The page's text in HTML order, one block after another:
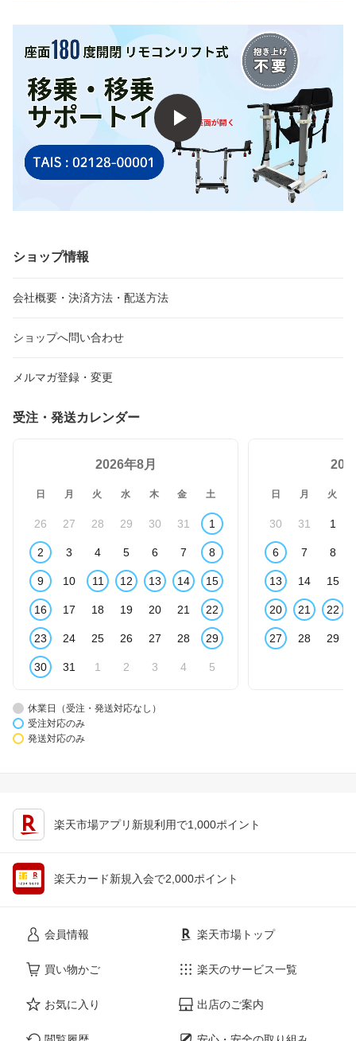
ショップ情報
会社概要・決済方法・配送方法
ショップへ問い合わせ
メルマガ登録・変更
受注・発送カレンダー
2026年8月
日 月 火 水 木 金 土
26 27 28 29 30 31 1
2 3 4 5 6 7 8
9 10 11 12 13 14 15
16 17 18 19 20 21 22
23 24 25 26 27 28 29
30 31 1 2 3 4 5
日 月 火
30 31 1
6 7 8
13 14 15
20 21 22
27 28 29
休業日（受注・発送対応なし）
受注対応のみ
発送対応のみ
楽天市場アプリ新規利用で1,000ポイント
楽天カード新規入会で2,000ポイント
会員情報
買い物かご
お気に入り
楽天市場トップ
楽天のサービス一覧
出店のご案内